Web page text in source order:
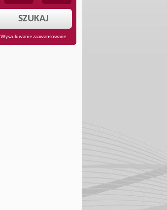
Wyszukiwanie zaawansowane